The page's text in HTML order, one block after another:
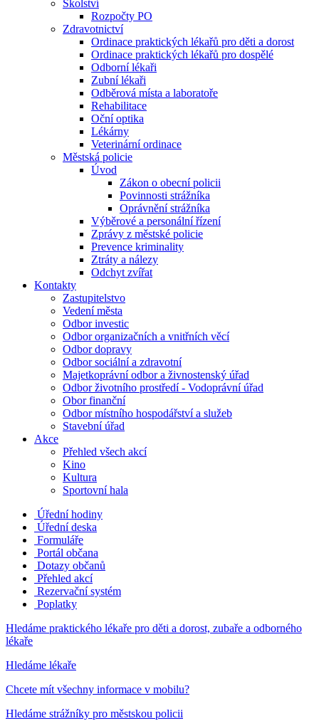
Školství
Rozpočty PO
Zdravotnictví
Ordinace praktických lékařů pro děti a dorost
Ordinace praktických lékařů pro dospělé
Odborní lékaři
Zubní lékaři
Odběrová místa a laboratoře
Rehabilitace
Oční optika
Lékárny
Veterinární ordinace
Městská policie
Úvod
Zákon o obecní policii
Povinnosti strážníka
Oprávnění strážníka
Výběrové a personální řízení
Zprávy z městské policie
Prevence kriminality
Ztráty a nálezy
Odchyt zvířat
Kontakty
Zastupitelstvo
Vedení města
Odbor investic
Odbor organizačních a vnitřních věcí
Odbor dopravy
Odbor sociální a zdravotní
Majetkoprávní odbor a živnostenský úřad
Odbor životního prostředí - Vodoprávní úřad
Obor finanční
Odbor místního hospodářství a služeb
Stavební úřad
Akce
Přehled všech akcí
Kino
Kultura
Sportovní hala
Úřední hodiny
Úřední deska
Formuláře
Portál občana
Dotazy občanů
Přehled akcí
Rezervační systém
Poplatky
Hledáme praktického lékaře pro děti a dorost, zubaře a odborného
lékaře
Hledáme lékaře
Chcete mít všechny informace v mobilu?
Hledáme strážníky pro městskou policii